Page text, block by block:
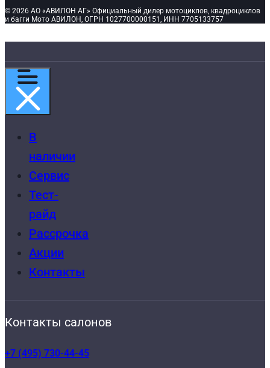
© 2026 АО «АВИЛОН АГ» Официальный дилер мотоциклов, квадроциклов
и багги Мото АВИЛОН, ОГРН 1027700000151, ИНН 7705133757
В
наличии
Сервис
Тест-
райд
Рассрочка
Акции
Контакты
Контакты салонов
+7 (495) 730-44-45